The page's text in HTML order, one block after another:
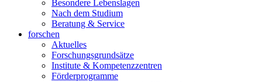
Besondere Lebenslagen
Nach dem Studium
Beratung & Service
forschen
Aktuelles
Forschungsgrundsätze
Institute & Kompetenzzentren
Förderprogramme